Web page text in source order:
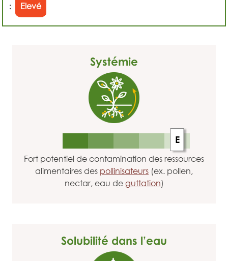
:
Elevé
Systémie
E
Fort potentiel de contamination des ressources
alimentaires des pollinisateurs (ex. pollen,
nectar, eau de guttation)
Solubilité dans l’eau